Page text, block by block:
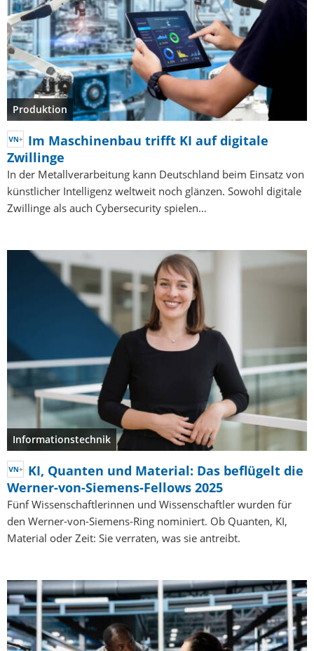
Produktion
Im Maschinenbau trifft KI auf digitale
Zwillinge
In der Metallverarbeitung kann Deutschland beim Einsatz von
künstlicher Intelligenz weltweit noch glänzen. Sowohl digitale
Zwillinge als auch Cybersecurity spielen…
Informationstechnik
KI, Quanten und Material: Das beflügelt die
Werner-von-Siemens-Fellows 2025
Fünf Wissenschaftlerinnen und Wissenschaftler wurden für
den Werner-von-Siemens-Ring nominiert. Ob Quanten, KI,
Material oder Zeit: Sie verraten, was sie antreibt.